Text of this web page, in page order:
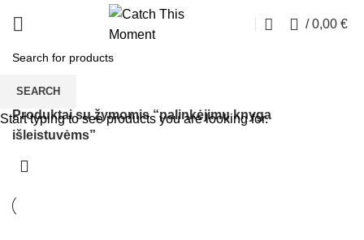
/ 0,00 €
palinkėjimų knyga išleistuvėms
Pradžia
Produktai su žymomis “palinkėjimų knyga
išleistuvėms”
SEARCH
Start typing to see products you are looking for.